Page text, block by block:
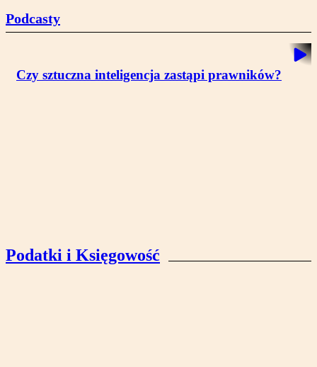
Podcasty
Czy sztuczna inteligencja zastąpi prawników?
Podatki i Księgowość